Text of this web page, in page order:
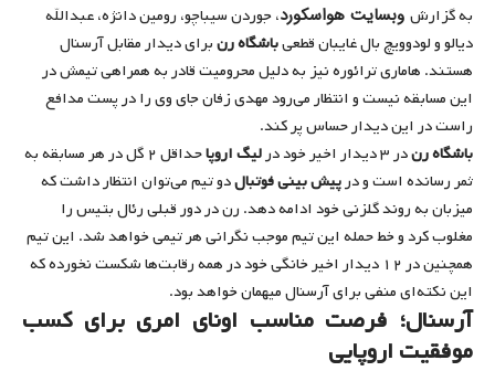
به گزارش وبسایت هواسکورد، جوردن سیباچو، رومین دانژه، عبدالله
دیالو و لودوویچ بال غایبان قطعیباشگاه رنبرای دیدار مقابل آرسنال
هستند. هاماری ترائوره نیز به دلیل محرومیت قادر به همراهی تیمش در
این مسابقه نیست و انتظار می‌رود مهدی زفان جای وی را در پست مدافع
راست در این دیدار حساس پر کند.
باشگاه رندر ۳ دیدار اخیر خود در لیگ اروپا
حداقل ۲ گل در هر مسابقه به
ثمر رسانده است و درپیش بینی فوتبالدو تیم می‌توان انتظار داشت که
میزبان به روند گلزنی خود ادامه دهد. رن در دور قبلی رئال بتیس را
مغلوب کرد و خط حمله این تیم موجب نگرانی هر تیمی خواهد شد. این تیم
همچنین در ۱۲ دیدار اخیر خانگی خود در همه رقابت‌ها شکست نخورده که
این نکته‌ای منفی برای آرسنال میهمان خواهد بود.
آرسنال؛ فرصت مناسب اونای امری برای کسب
موفقیت اروپایی